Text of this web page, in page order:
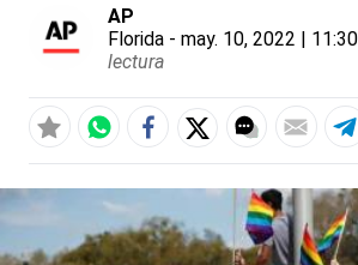
AP
Florida - may. 10, 2022 |
lectura